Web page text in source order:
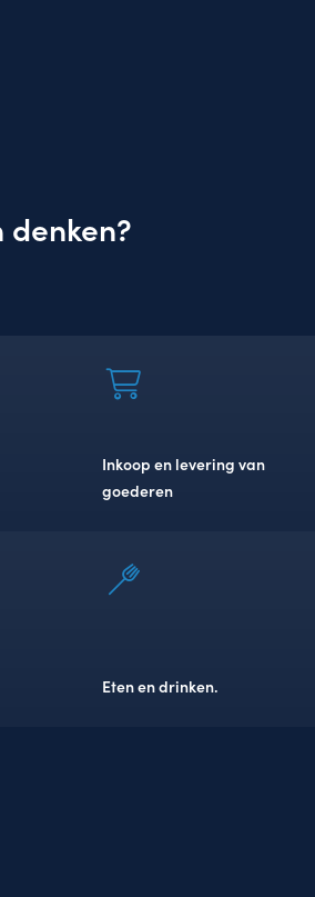
Inkoop en levering van
goederen
Eten en drinken.